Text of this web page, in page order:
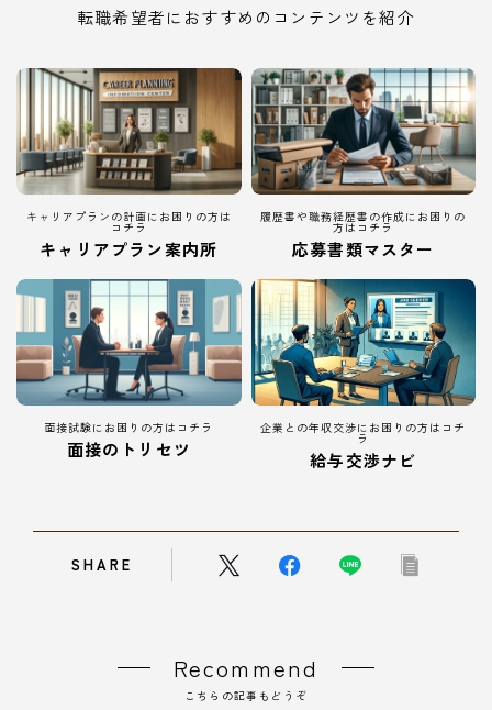
転職希望者におすすめのコンテンツを紹介
キャリアプランの計画にお困りの方は
コチラ
キャリアプラン案内所
履歴書や職務経歴書の作成にお困りの
方はコチラ
応募書類マスター
面接試験にお困りの方はコチラ
面接のトリセツ
企業との年収交渉にお困りの方はコチ
ラ
給与交渉ナビ
SHARE
Recommend
こちらの記事もどうぞ